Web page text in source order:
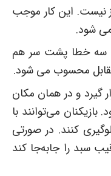
نیست. این کار موجب
سه خطا پشت سر هم
محسوب می شود.
گیرد و در همان مکان
می‌توانند با
کنند. در صورتی
سبد را جابه‌جا کند